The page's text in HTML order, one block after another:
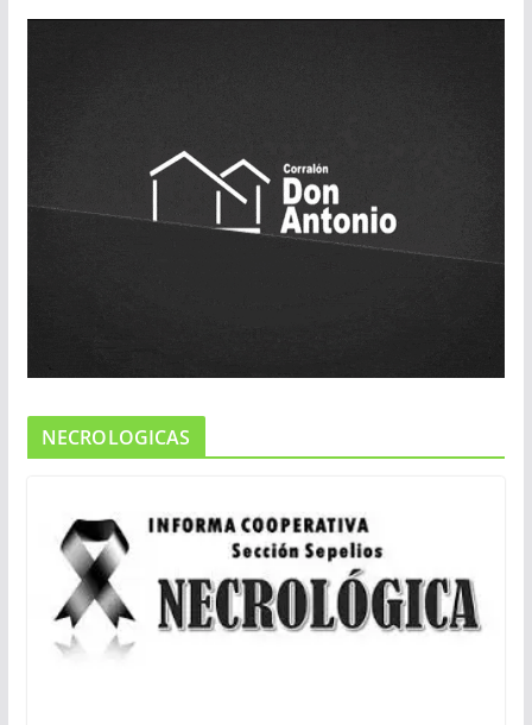
NECROLOGICAS